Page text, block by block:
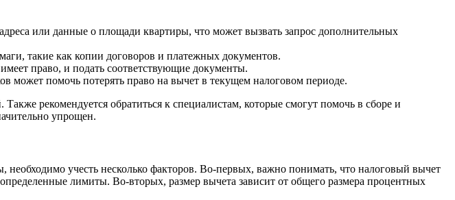
или данные о площади квартиры, что может вызвать запрос дополнительных
такие как копии договоров и платежных документов.
право, и подать соответствующие документы.
может помочь потерять право на вычет в текущем налоговом периоде.
рекомендуется обратиться к специалистам, которые смогут помочь в сборе и
упрощен.
учесть несколько факторов. Во-первых, важно понимать, что налоговый вычет
лимиты. Во-вторых, размер вычета зависит от общего размера процентных